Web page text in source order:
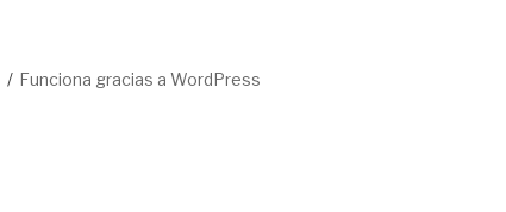
Funciona gracias a WordPress